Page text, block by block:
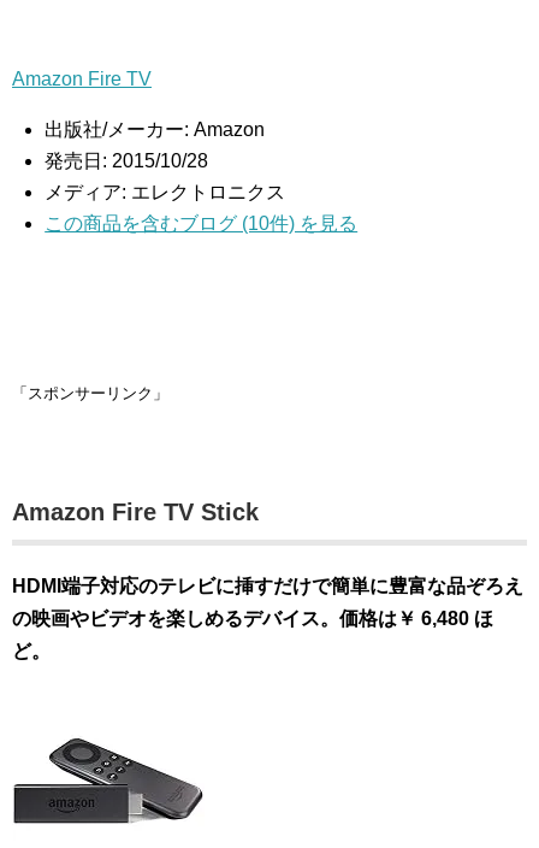
Amazon Fire TV
出版社/メーカー: Amazon
発売日: 2015/10/28
メディア: エレクトロニクス
この商品を含むブログ (10件) を見る
「スポンサーリンク」
Amazon Fire TV Stick
HDMI端子対応のテレビに挿すだけで簡単に豊富な品ぞろえ
の映画やビデオを楽しめるデバイス。価格は￥ 6,480 ほ
ど。